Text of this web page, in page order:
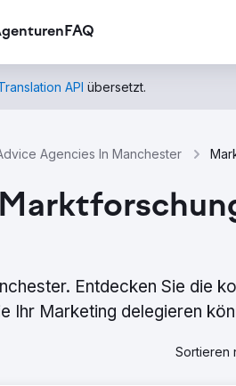
FAQ
API übersetzt.
Agencies In Manchester
Entdecken Sie die
Ihr Marketing delegieren
Sortieren